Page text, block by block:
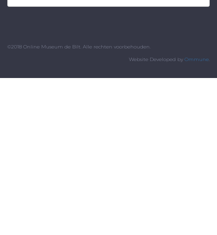
©2018 Online Museum de Bilt. Alle rechten voorbehouden.
Website Developed by Ommune